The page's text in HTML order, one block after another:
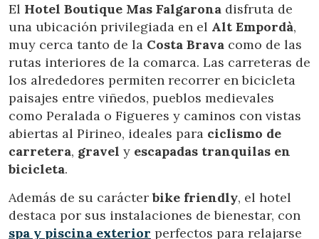
Gestionar mi reserva
El Hotel Boutique Mas Falgarona disfruta de
una ubicación privilegiada en el Alt Empordà,
muy cerca tanto de la Costa Brava como de las
rutas interiores de la comarca. Las carreteras de
los alrededores permiten recorrer en bicicleta
paisajes entre viñedos, pueblos medievales
como Peralada o Figueres y caminos con vistas
abiertas al Pirineo, ideales para ciclismo de
carretera, gravel y escapadas tranquilas en
bicicleta.
Además de su carácterbike friendly, el hotel
destaca por sus instalaciones de bienestar, con
spa y piscina exterior perfectos para relajarse